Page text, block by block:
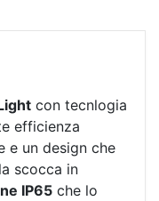
con tecnlogia
efficienza
e un design che
scocca in
IP65 che lo